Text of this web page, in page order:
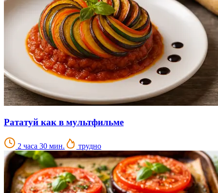
Рататуй как в мультфильме
2 часа 30 мин. трудно